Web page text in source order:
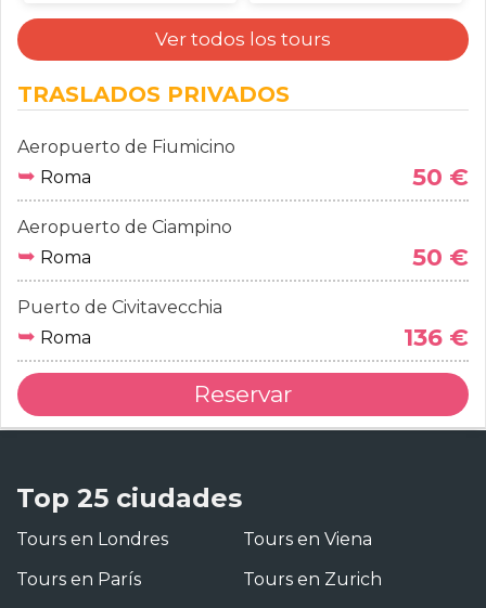
Ver todos los tours
TRASLADOS PRIVADOS
Aeropuerto de Fiumicino
➥ Roma 50 €
Aeropuerto de Ciampino
➥ Roma 50 €
Puerto de Civitavecchia
➥ Roma 136 €
Reservar
Top 25 ciudades
Tours en Londres
Tours en París
Tours en Viena
Tours en Zurich